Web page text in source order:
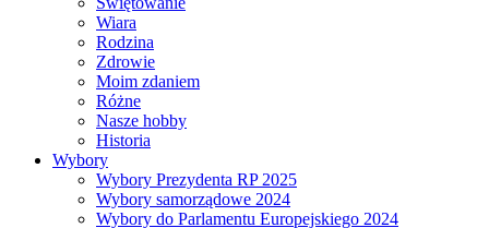
Wiara
Rodzina
Zdrowie
Moim zdaniem
Różne
Nasze hobby
Historia
Wybory
Wybory Prezydenta RP 2025
Wybory samorządowe 2024
Wybory do Parlamentu Europejskiego 2024